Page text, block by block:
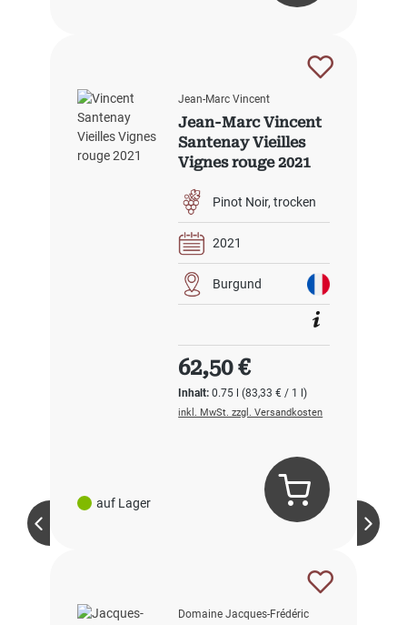
auf Lager
Jean-Marc Vincent
Jean-Marc Vincent
Santenay Vieilles
Vignes rouge 2021
Pinot Noir trocken
2021
Burgund
Inhalt:0.75 l(83,33 € / 1 l)
Regulärer Preis:
62,50 €
inkl. MwSt. zzgl. Versandkosten
Domaine Jacques-Frédéric